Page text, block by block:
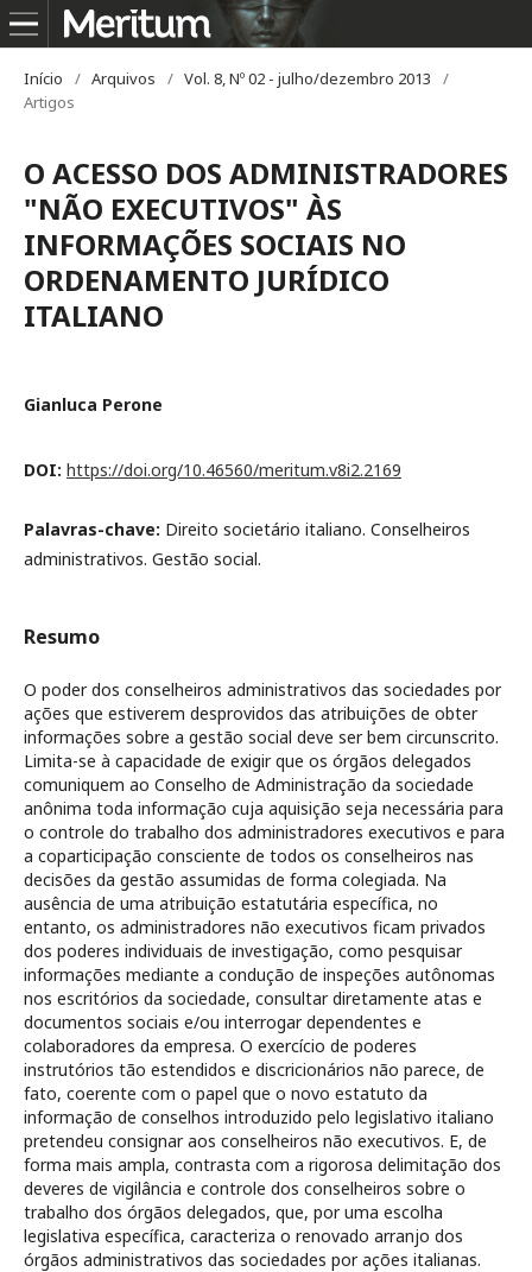
Início / Arquivos / Vol. 8, Nº 02 - julho/dezembro 2013
/
Artigos
O ACESSO DOS ADMINISTRADORES
"NÃO EXECUTIVOS" ÀS
INFORMAÇÕES SOCIAIS NO
ORDENAMENTO JURÍDICO
ITALIANO
Gianluca Perone
DOI: https://doi.org/10.46560/meritum.v8i2.2169
Palavras-chave: Direito societário italiano. Conselheiros
administrativos. Gestão social.
Resumo
O poder dos conselheiros administrativos das sociedades por
ações que estiverem desprovidos das atribuições de obter
informações sobre a gestão social deve ser bem circunscrito.
Limita-se à capacidade de exigir que os órgãos delegados
comuniquem ao Conselho de Administração da sociedade
anônima toda informação cuja aquisição seja necessária para
o controle do trabalho dos administradores executivos e para
a coparticipação consciente de todos os conselheiros nas
decisões da gestão assumidas de forma colegiada. Na
ausência de uma atribuição estatutária específica, no
entanto, os administradores não executivos ficam privados
dos poderes individuais de investigação, como pesquisar
informações mediante a condução de inspeções autônomas
nos escritórios da sociedade, consultar diretamente atas e
documentos sociais e/ou interrogar dependentes e
colaboradores da empresa. O exercício de poderes
instrutórios tão estendidos e discricionários não parece, de
fato, coerente com o papel que o novo estatuto da
informação de conselhos introduzido pelo legislativo italiano
pretendeu consignar aos conselheiros não executivos. E, de
forma mais ampla, contrasta com a rigorosa delimitação dos
deveres de vigilância e controle dos conselheiros sobre o
trabalho dos órgãos delegados, que, por uma escolha
legislativa específica, caracteriza o renovado arranjo dos
órgãos administrativos das sociedades por ações italianas.